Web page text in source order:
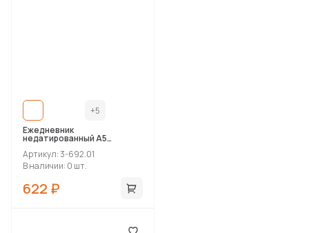
+5
Ежедневник
недатированный А5
«Megapolis Nebraska Flex»
Артикул: 3-692.01
В наличии: 0 шт.
622 ₽